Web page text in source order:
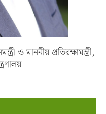
ও মাননীয় প্রতিরক্ষামন্ত্রী,